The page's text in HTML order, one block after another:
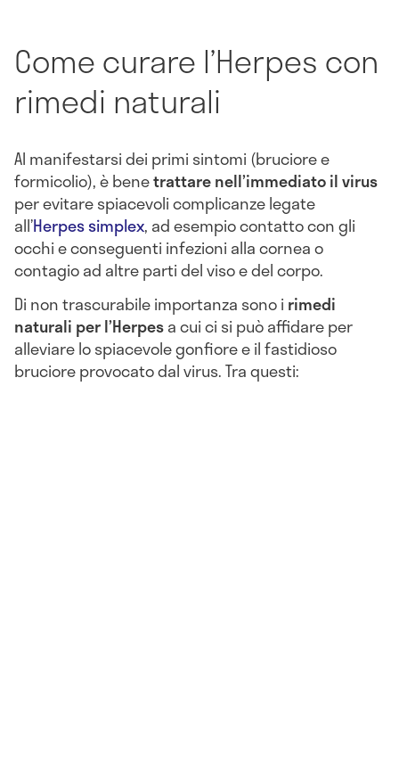
Come curare l’Herpes con
rimedi naturali
Al manifestarsi dei primi sintomi (bruciore e
formicolio), è benetrattare nell’immediato il virus
per evitare spiacevoli complicanze legate
all’Herpes simplex, ad esempio contatto con gli
occhi e conseguenti infezioni alla cornea o
contagio ad altre parti del viso e del corpo.
Di non trascurabile importanza sono i rimedi
naturali per l’Herpesa cui ci si può affidare per
alleviare lo spiacevole gonfiore e il fastidioso
bruciore provocato dal virus. Tra questi: